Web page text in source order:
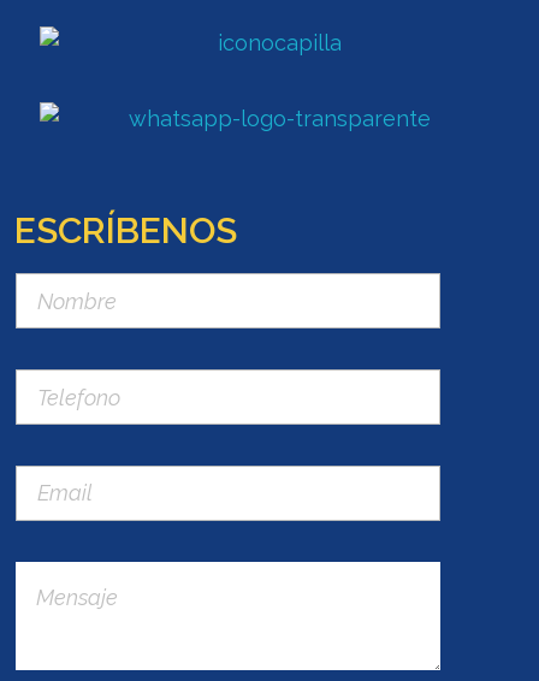
ESCRÍBENOS